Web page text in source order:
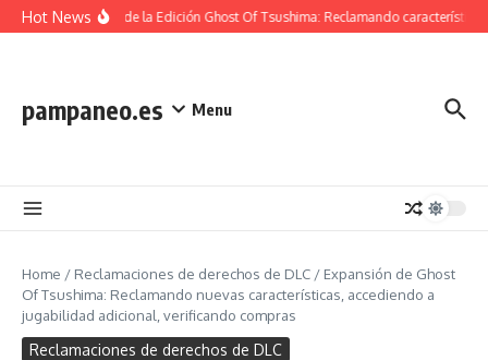
Skip to content
Hot News
Contenido de la Edición Ghost Of Tsushima: Reclamando características
pampaneo.es Menu
Home / Reclamaciones de derechos de DLC / Expansión de Ghost
Of Tsushima: Reclamando nuevas características, accediendo a
jugabilidad adicional, verificando compras
Reclamaciones de derechos de DLC